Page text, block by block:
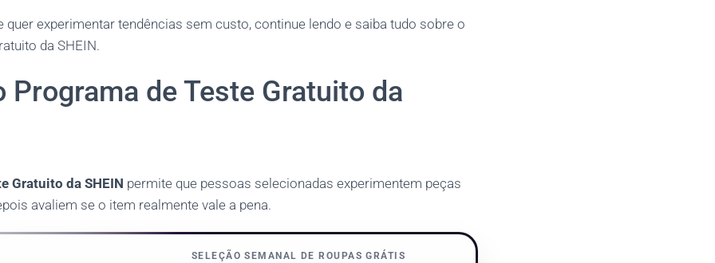
quer experimentar tendências sem custo, continue lendo e saiba tudo sobre o
da SHEIN.
Programa de Teste Gratuito da
Gratuito da SHEIN permite que pessoas selecionadas experimentem peças
avaliem se o item realmente vale a pena.
SELEÇÃO SEMANAL DE ROUPAS GRÁTIS